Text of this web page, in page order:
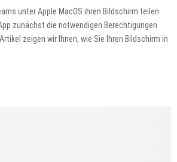
unter Apple MacOS ihren Bildschirm teilen
zunächst die notwendigen Berechtigungen
zeigen wir Ihnen, wie Sie Ihren Bildschirm in